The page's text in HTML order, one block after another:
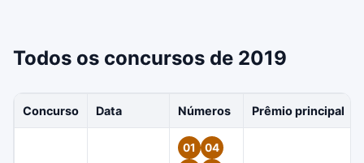
Todos os concursos de 2019
Concurso Data Números Prêmio principal
01
04